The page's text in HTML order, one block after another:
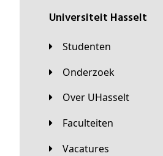
universiteit Hasselt
Studenten
Onderzoek
Over UHasselt
Faculteiten
Vacatures